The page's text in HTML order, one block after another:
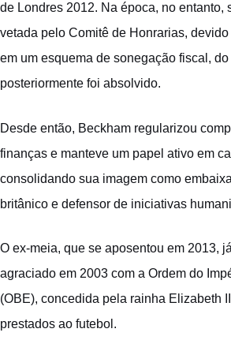
de Londres 2012. Na época, no entanto,
vetada pelo Comitê de Honrarias,
em um esquema de sonegação fiscal, do
posteriormente foi absolvido.
Desde então, Beckham regularizou
finanças e manteve um papel ativo em
consolidando sua imagem como
britânico e defensor de iniciativas
O ex-meia, que se aposentou em 2013,
agraciado em 2003 com a Ordem do
(OBE), concedida pela rainha Elizabeth
prestados ao futebol.